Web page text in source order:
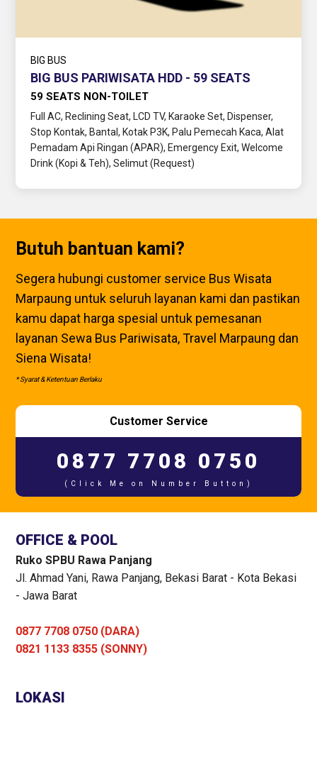
BIG BUS
BIG BUS PARIWISATA HDD - 59 SEATS
59 SEATS NON-TOILET
Full AC, Reclining Seat, LCD TV, Karaoke Set, Dispenser,
Stop Kontak, Bantal, Kotak P3K, Palu Pemecah Kaca, Alat
Pemadam Api Ringan (APAR), Emergency Exit, Welcome
Drink (Kopi & Teh), Selimut (Request)
Butuh bantuan kami?
Segera hubungi customer service Bus Wisata
Marpaung untuk seluruh layanan kami dan pastikan
kamu dapat harga spesial untuk pemesanan
layanan Sewa Bus Pariwisata, Travel Marpaung dan
Siena Wisata!
* Syarat & Ketentuan Berlaku
Customer Service
0877 7708 0750
(Click Me on Number Button)
OFFICE & POOL
Ruko SPBU Rawa Panjang
Jl. Ahmad Yani, Rawa Panjang, Bekasi Barat - Kota Bekasi
- Jawa Barat
0877 7708 0750 (DARA)
0821 1133 8355 (SONNY)
LOKASI